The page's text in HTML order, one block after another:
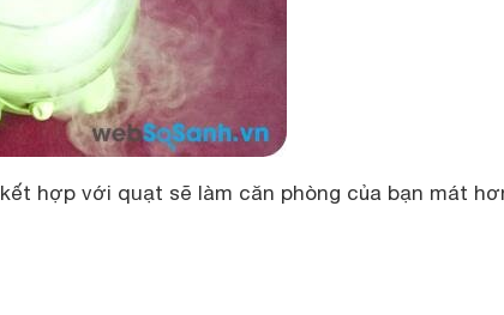
kết hợp với quạt sẽ làm căn phòng của bạn mát